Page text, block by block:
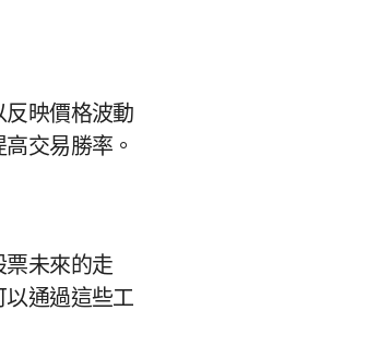
交易勝率。
未來的走
通過這些工